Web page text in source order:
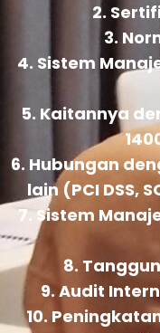
2.
3.
4. Sistem
5. Kaitannya
6. Hubungan
lain (PCI DSS,
7. Sistem
8.
9. Audit
10.